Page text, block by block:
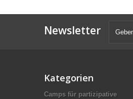
Newsletter
Kategorien
Camps für partizipative